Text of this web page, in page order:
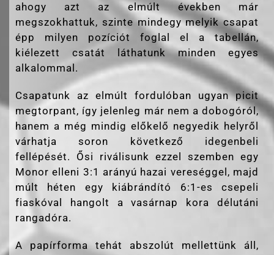
ahogy azt az elmúlt években már
megszokhattuk, szinte mindegy melyik csapat
épp milyen pozíciót foglal el a tabellán,
kiélezett csatát láthatunk minden egyes
alkalommal.
Csapatunk az elmúlt fordulóban ugyan picit
megtorpant, így jelenleg már nem a dobogóról,
hanem a még mindig előkelő negyedik helyről
várhatja soron következő idegenbeli
fellépését. Ősi riválisunk ezzel szemben egy
Monor elleni 3:1 arányú hazai vereséggel, majd
múlt héten egy kiábrándító 6:1-es csepeli
fiaskóval hangolt a vasárnap kora délutáni
rangadóra.
A papírforma tehát abszolút mellettünk áll,